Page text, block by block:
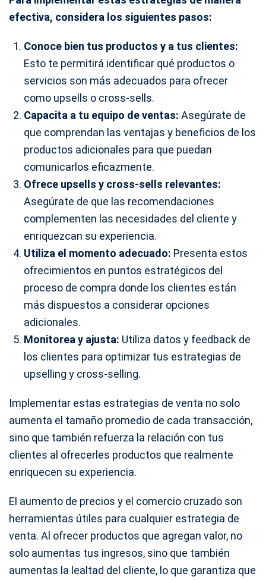
efectiva, considera los siguientes pasos:
Conoce bien tus productos y a tus clientes:
Esto te permitirá identificar qué productos o
servicios son más adecuados para ofrecer
como upsells o cross-sells.
Capacita a tu equipo de ventas: Asegúrate de
que comprendan las ventajas y beneficios de los
productos adicionales para que puedan
comunicarlos eficazmente.
Ofrece upsells y cross-sells relevantes:
Asegúrate de que las recomendaciones
complementen las necesidades del cliente y
enriquezcan su experiencia.
Utiliza el momento adecuado: Presenta estos
ofrecimientos en puntos estratégicos del
proceso de compra donde los clientes están
más dispuestos a considerar opciones
adicionales.
Monitorea y ajusta: Utiliza datos y feedback de
los clientes para optimizar tus estrategias de
upselling y cross-selling.
Implementar estas estrategias de venta no solo
aumenta el tamaño promedio de cada transacción,
sino que también refuerza la relación con tus
clientes al ofrecerles productos que realmente
enriquecen su experiencia.
El aumento de precios y el comercio cruzado son
herramientas útiles para cualquier estrategia de
venta. Al ofrecer productos que agregan valor, no
solo aumentas tus ingresos, sino que también
aumentas la lealtad del cliente, lo que garantiza que